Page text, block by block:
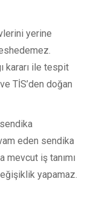
yerine
kararı ile tespit
TİS’den doğan
eden sendika
iş tanımı
yapamaz.